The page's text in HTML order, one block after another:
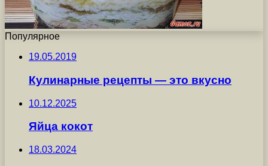
Популярное
19.05.2019
Кулинарные рецепты — это вкусно
10.12.2025
Яйца кокот
18.03.2024